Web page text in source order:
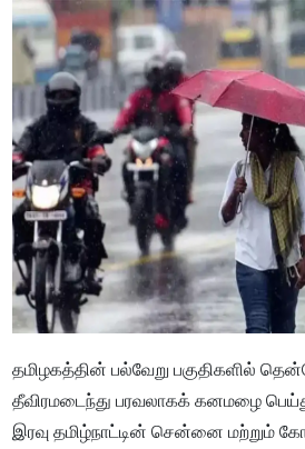
தமிழகத்தின் பல்வேறு பகுதிகளில்
தீவிரமடைந்து பரவலாகக் கனமழை
இரவு தமிழ்நாட்டின் சென்னை மற்றும்